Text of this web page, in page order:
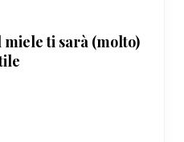
ti sarà (molto)